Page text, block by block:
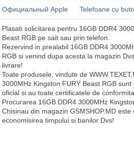
Официальный Apple Telefoane cu
Plasati solicitarea pentru 16GB DDR4
Beast RGB pe sait sau prin telefon.
Rezervind in prealabil 16GB DDR4
RGB si venind dupa acesta la magazin
livrare!
Toate produsele, vindute de
3000MHz Kingston FURY Beast RGB
oficial si au toate certificatele de
Procurarea 16GB DDR4 3000MHz
Chisinau din magazin GSMSHOP.MD
economisirea timpului si banilor Dvs!